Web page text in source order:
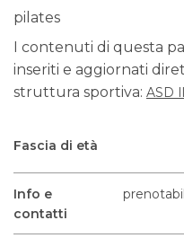
pilates
I contenuti di questa
inseriti e aggiornati
struttura sportiva: ASD
Fascia di età
Info e
contatti